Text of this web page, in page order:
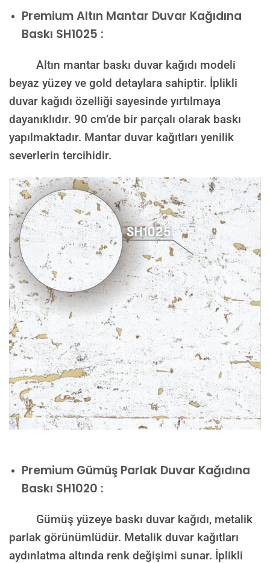
PremiumAltın Mantar Duvar Kağıdına
Baskı SH1025 :
Altın mantar baskı duvar kağıdı modeli
beyaz yüzey ve gold detaylara sahiptir. İplikli
duvar kağıdı özelliği sayesinde yırtılmaya
dayanıklıdır. 90 cm’de bir parçalı olarak baskı
yapılmaktadır. Mantar duvar kağıtları yenilik
severlerin tercihidir.
Premium Gümüş Parlak Duvar Kağıdına
Baskı SH1020 :
Gümüş yüzeye baskı duvar kağıdı, metalik
parlak görünümlüdür. Metalik duvar kağıtları
aydınlatma altında renk değişimi sunar. İplikli